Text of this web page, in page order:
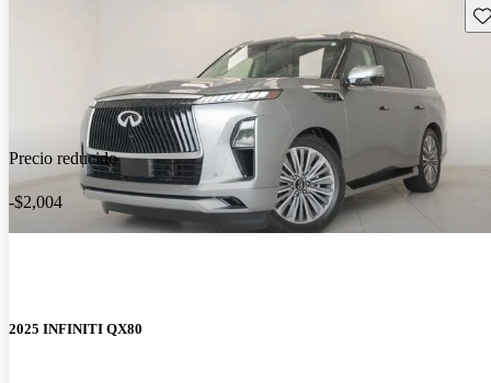
Precio reducido
-$2,004
2025 INFINITI QX80